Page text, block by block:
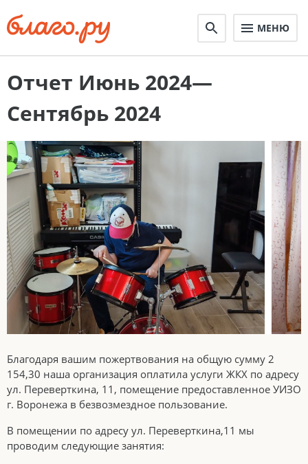
МЕНЮ
Отчет Июнь 2024—
Сентябрь 2024
Благодаря вашим пожертвования на общую сумму 2
154,30 наша организация оплатила услуги ЖКХ по адресу
ул. Переверткина, 11, помещение предоставленное УИЗО
г. Воронежа в безвозмездное пользование.
В помещении по адресу ул. Переверткина,11 мы
проводим следующие занятия: